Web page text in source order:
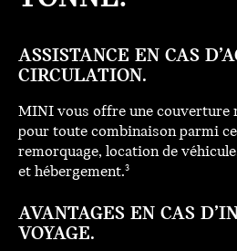
ASSISTANCE EN CAS
CIRCULATION.
MINI vous offre une couverture
pour toute combinaison parmi
remorquage, location de
et hébergement.3
AVANTAGES EN CAS
VOYAGE.